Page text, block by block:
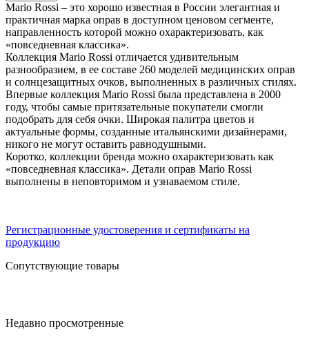
Mario Rossi – это хорошо известная в России элегантная и
практичная марка оправ в доступном ценовом сегменте,
направленность которой можно охарактеризовать, как
«повседневная классика».
Коллекция Mario Rossi отличается удивительным
разнообразием, в ее составе 260 моделей медицинских оправ
и солнцезащитных очков, выполненных в различных стилях.
Впервые коллекция Mario Rossi была представлена в 2000
году, чтобы самые притязательные покупатели смогли
подобрать для себя очки. Широкая палитра цветов и
актуальные формы, созданные итальянскими дизайнерами,
никого не могут оставить равнодушными.
Коротко, коллекции бренда можно охарактеризовать как
«повседневная классика». Детали оправ Mario Rossi
выполнены в неповторимом и узнаваемом стиле.
Регистрационные удостоверения и сертификаты на
продукцию
Сопутствующие товары
Недавно просмотренные